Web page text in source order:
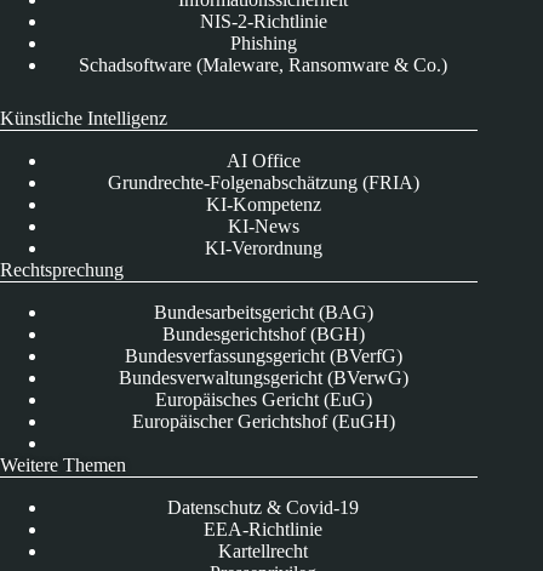
NIS-2-Richtlinie
Phishing
Schadsoftware (Maleware, Ransomware & Co.)
Künstliche Intelligenz
AI Office
Grundrechte-Folgenabschätzung (FRIA)
KI-Kompetenz
KI-News
KI-Verordnung
Rechtsprechung
Bundesarbeitsgericht (BAG)
Bundesgerichtshof (BGH)
Bundesverfassungsgericht (BVerfG)
Bundesverwaltungsgericht (BVerwG)
Europäisches Gericht (EuG)
Europäischer Gerichtshof (EuGH)
Weitere Themen
Datenschutz & Covid-19
EEA-Richtlinie
Kartellrecht